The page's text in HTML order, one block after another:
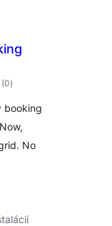
(0celkové
hodnotenie
)
booking
No